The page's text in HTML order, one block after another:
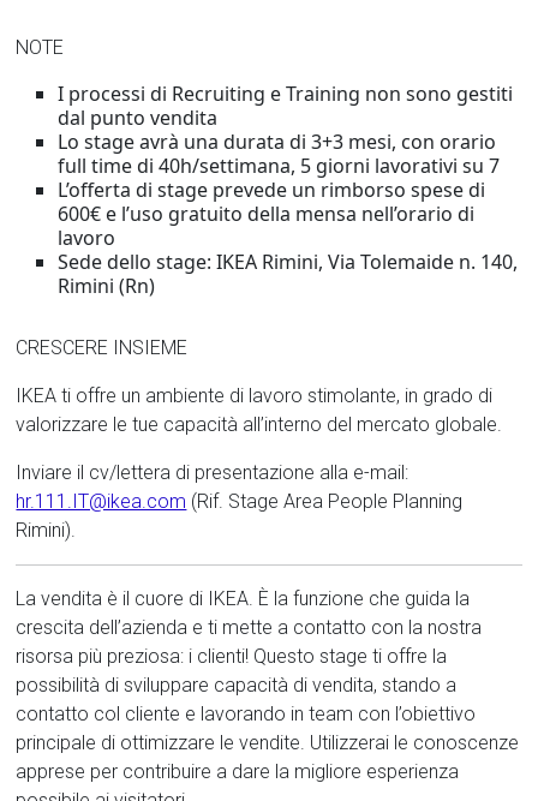
NOTE
I processi di Recruiting e Training non sono gestiti
dal punto vendita
Lo stage avrà una durata di 3+3 mesi, con orario
full time di 40h/settimana, 5 giorni lavorativi su 7
L’offerta di stage prevede un rimborso spese di
600€ e l’uso gratuito della mensa nell’orario di
lavoro
Sede dello stage: IKEA Rimini, Via Tolemaide n. 140,
Rimini (Rn)
CRESCERE INSIEME
IKEA ti offre un ambiente di lavoro stimolante, in grado di
valorizzare le tue capacità all’interno del mercato globale.
Inviare il cv/lettera di presentazione alla e-mail:
hr.111.IT@ikea.com (Rif. Stage Area People Planning
Rimini).
La vendita è il cuore di IKEA. È la funzione che guida la
crescita dell’azienda e ti mette a contatto con la nostra
risorsa più preziosa: i clienti! Questo stage ti offre la
possibilità di sviluppare capacità di vendita, stando a
contatto col cliente e lavorando in team con l’obiettivo
principale di ottimizzare le vendite. Utilizzerai le conoscenze
apprese per contribuire a dare la migliore esperienza